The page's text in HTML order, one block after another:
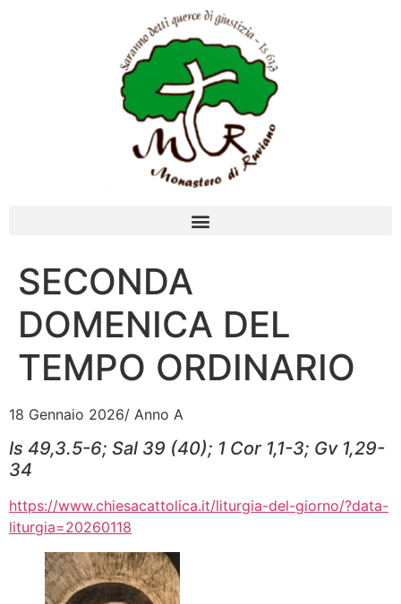
SECONDA
DOMENICA DEL
TEMPO ORDINARIO
18 Gennaio 2026/ Anno A
Is 49,3.5-6; Sal 39 (40); 1 Cor 1,1-3; Gv 1,29-
34
https://www.chiesacattolica.it/liturgia-del-giorno/?data-
liturgia=20260118